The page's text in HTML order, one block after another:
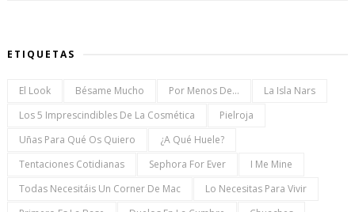
ETIQUETAS
El Look Bésame Mucho Por Menos De...
La Isla Nars
Los 5 Imprescindibles De La Cosmética
Pielroja
Uñas Para Qué Os Quiero
¿a Qué Huele?
Tentaciones Cotidianas
Sephora For Ever
I Me Mine
Todas Necesitáis Un Corner De Mac
Lo Necesitas Para Vivir